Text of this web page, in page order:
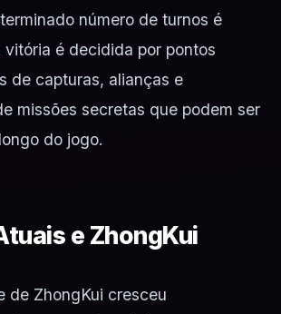
número de turnos é
é decidida por pontos
de capturas, alianças e
missões secretas que podem ser
do jogo.
e ZhongKui
de ZhongKui cresceu